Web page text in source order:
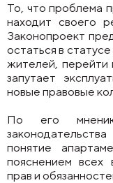
То, что проблема
находит своего
Законопроект
остаться в
жителей, перейти
запутает
новые правовые
По его
понятие
пояснением всех
прав и